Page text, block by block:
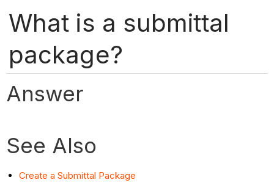
What is a submittal
package?
Answer
See Also
Create a Submittal Package